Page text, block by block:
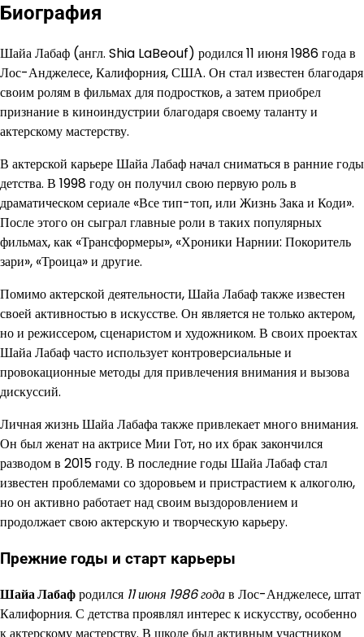
Биография
Шайа Лабаф (англ. Shia LaBeouf) родился 11 июня 1986 года в
Лос-Анджелесе, Калифорния, США. Он стал известен благодаря
своим ролям в фильмах для подростков, а затем приобрел
признание в киноиндустрии благодаря своему таланту и
актерскому мастерству.
В актерской карьере Шайа Лабаф начал сниматься в ранние годы
детства. В 1998 году он получил свою первую роль в
драматическом сериале «Все тип-топ, или Жизнь Зака и Коди».
После этого он сыграл главные роли в таких популярных
фильмах, как «Трансформеры», «Хроники Нарнии: Покоритель
зари», «Троица» и другие.
Помимо актерской деятельности, Шайа Лабаф также известен
своей активностью в искусстве. Он является не только актером,
но и режиссером, сценаристом и художником. В своих проектах
Шайа Лабаф часто использует контроверсиальные и
провокационные методы для привлечения внимания и вызова
дискуссий.
Личная жизнь Шайа Лабафа также привлекает много внимания.
Он был женат на актрисе Мии Гот, но их брак закончился
разводом в 2015 году. В последние годы Шайа Лабаф стал
известен проблемами со здоровьем и пристрастием к алкоголю,
но он активно работает над своим выздоровлением и
продолжает свою актерскую и творческую карьеру.
Прежние годы и старт карьеры
Шайа Лабафродился 11 июня 1986 годав Лос-Анджелесе, штат
Калифорния. С детства проявлял интерес к искусству, особенно